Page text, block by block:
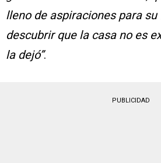
lleno de aspiraciones para
descubrir que la casa no es
la dejó”.
PUBLICIDAD